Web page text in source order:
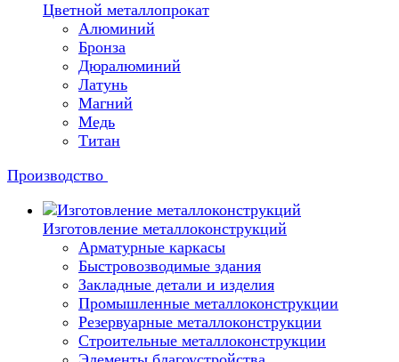
Цветной металлопрокат
Алюминий
Бронза
Дюралюминий
Латунь
Магний
Медь
Титан
Производство
Изготовление металлоконструкций
Арматурные каркасы
Быстровозводимые здания
Закладные детали и изделия
Промышленные металлоконструкции
Резервуарные металлоконструкции
Строительные металлоконструкции